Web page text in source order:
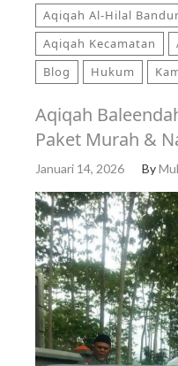
Aqiqah Al-Hilal
Aqiqah Kecamatan
Blog
Hukum
Aqiqah
Paket Murah &
Januari 14, 2026 By